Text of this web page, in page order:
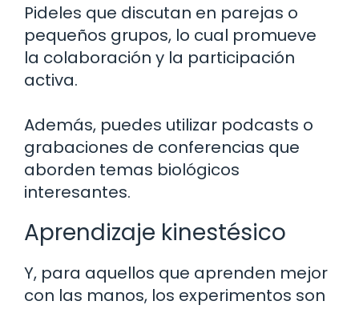
Pideles que discutan en parejas o
pequeños grupos, lo cual promueve
la colaboración y la participación
activa.
Además, puedes utilizar podcasts o
grabaciones de conferencias que
aborden temas biológicos
interesantes.
Aprendizaje kinestésico
Y, para aquellos que aprenden mejor
con las manos, los experimentos son